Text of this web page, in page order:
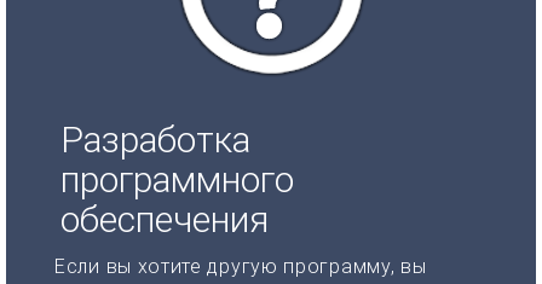
Разработка
программного
обеспечения
Если вы хотите другую программу, вы